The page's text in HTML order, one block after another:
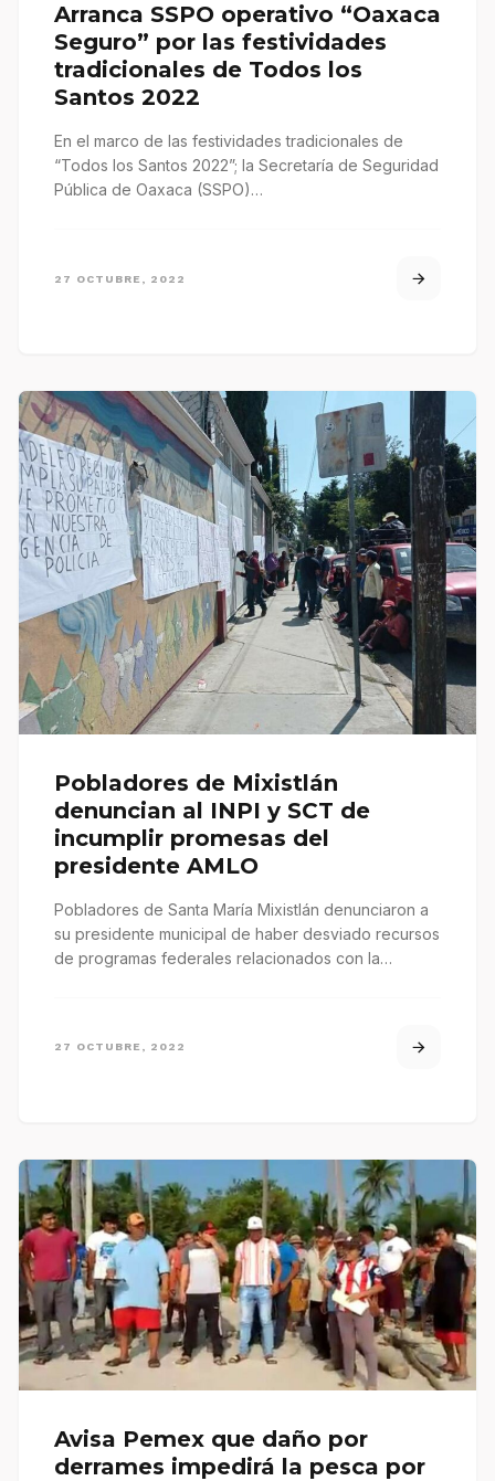
Arranca SSPO operativo “Oaxaca
Seguro” por las festividades
tradicionales de Todos los
Santos 2022
En el marco de las festividades tradicionales de
“Todos los Santos 2022”; la Secretaría de Seguridad
Pública de Oaxaca (SSPO)…
27 OCTUBRE, 2022
Pobladores de Mixistlán
denuncian al INPI y SCT de
incumplir promesas del
presidente AMLO
Pobladores de Santa María Mixistlán denunciaron a
su presidente municipal de haber desviado recursos
de programas federales relacionados con la…
27 OCTUBRE, 2022
Avisa Pemex que daño por
derrames impedirá la pesca por